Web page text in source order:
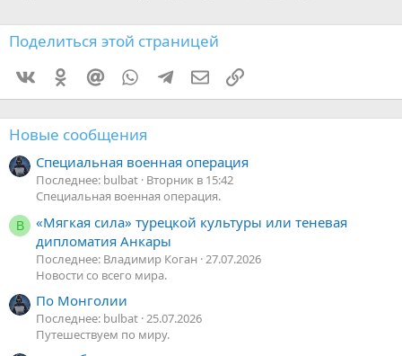
Поделиться этой страницей
VkontakteOdnoklassniki
Mail.ruWhatsAppTelegramЭлектронная почта
Ссылка
Новые сообщения
Специальная военная операция
Последнее: bulbat Вторник в 15:42
Специальная военная операция.
В
«Мягкая сила» турецкой культуры или теневая
дипломатия Анкары
Последнее: Владимир Коган 27.07.2026
Новости со всего мира.
По Монголии
Последнее: bulbat 25.07.2026
Путешествуем по миру.